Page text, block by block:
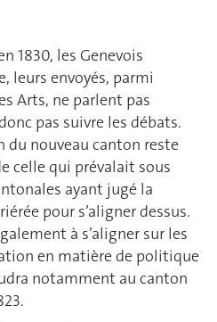
1830, les Genevois
leurs envoyés, parmi
Arts, ne parlent pas
pas suivre les débats.
du nouveau canton reste
celle qui prévalait sous
ayant jugé la
pour s’aligner dessus.
à s’aligner sur les
en matière de politique
notamment au canton